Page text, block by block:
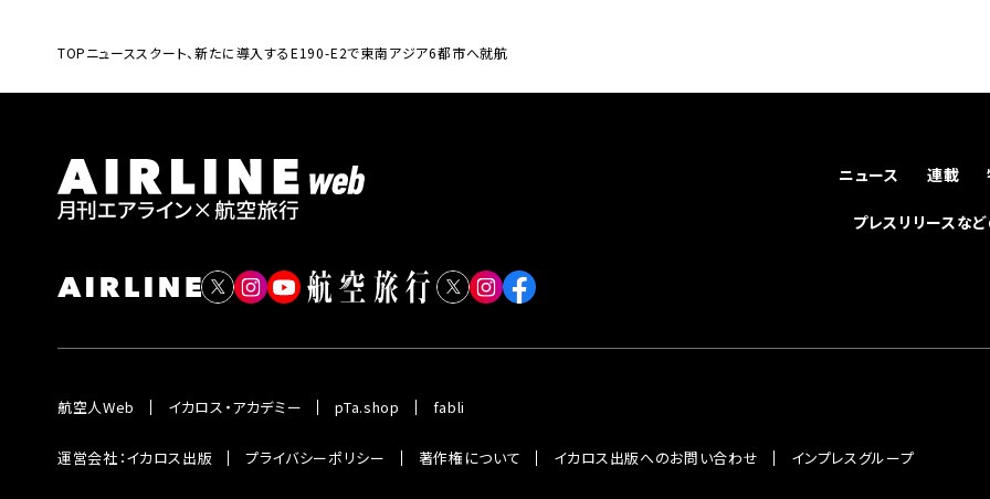
TOPニューススクート、新たに導入するE190-E2で東南アジア6都市へ就航
ニュース 連載
プレスリリースな
航空人Web イカロス・アカデミー pTa.shop fabli
運営会社：イカロス出版 プライバシーポリシー 著作権について イカロス出版へのお問い合わせ インプレスグループ